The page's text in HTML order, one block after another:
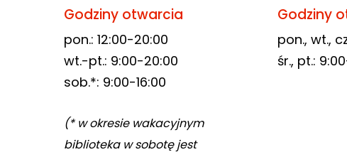
Godziny otwarcia
pon.: 12:00-20:00
wt.-pt.: 9:00-20:00
sob.*: 9:00-16:00
(* w okresie wakacyjnym
biblioteka w sobotę jest
Godziny
pon., wt.,
śr., pt.: